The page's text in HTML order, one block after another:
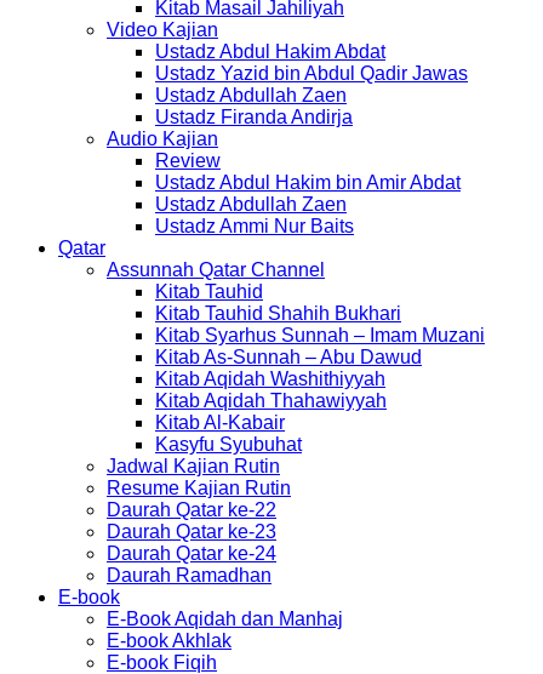
Kitab Masail Jahiliyah
Video Kajian
Ustadz Abdul Hakim Abdat
Ustadz Yazid bin Abdul Qadir Jawas
Ustadz Abdullah Zaen
Ustadz Firanda Andirja
Audio Kajian
Review
Ustadz Abdul Hakim bin Amir Abdat
Ustadz Abdullah Zaen
Ustadz Ammi Nur Baits
Qatar
Assunnah Qatar Channel
Kitab Tauhid
Kitab Tauhid Shahih Bukhari
Kitab Syarhus Sunnah – Imam Muzani
Kitab As-Sunnah – Abu Dawud
Kitab Aqidah Washithiyyah
Kitab Aqidah Thahawiyyah
Kitab Al-Kabair
Kasyfu Syubuhat
Jadwal Kajian Rutin
Resume Kajian Rutin
Daurah Qatar ke-22
Daurah Qatar ke-23
Daurah Qatar ke-24
Daurah Ramadhan
E-book
E-Book Aqidah dan Manhaj
E-book Akhlak
E-book Fiqih